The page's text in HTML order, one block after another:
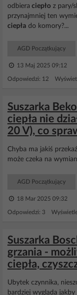
odbiera ciepło z pary/
przynajmniej ten
ciepła do komory?...
AGD Początkujący
13 Maj 2025 09:12
Odpowiedzi: 12
Suszarka
ciepła nie
20 V), co
Chyba ma jakiś
może czeka na
AGD Początkujący
18 Mar 2025 09:32
Odpowiedzi: 3
Suszarka
grzania -
ciepła,
Ubytek czynnika,
bardziej wygląda